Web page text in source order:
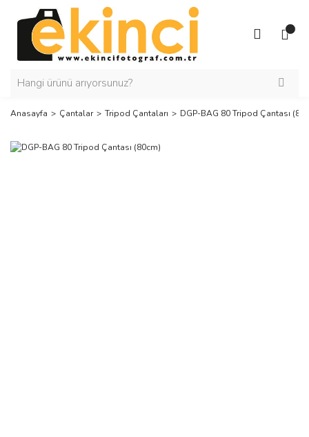
Anasayfa Çantalar Tripod Çantaları DGP-BAG 80 Tripod Çantası